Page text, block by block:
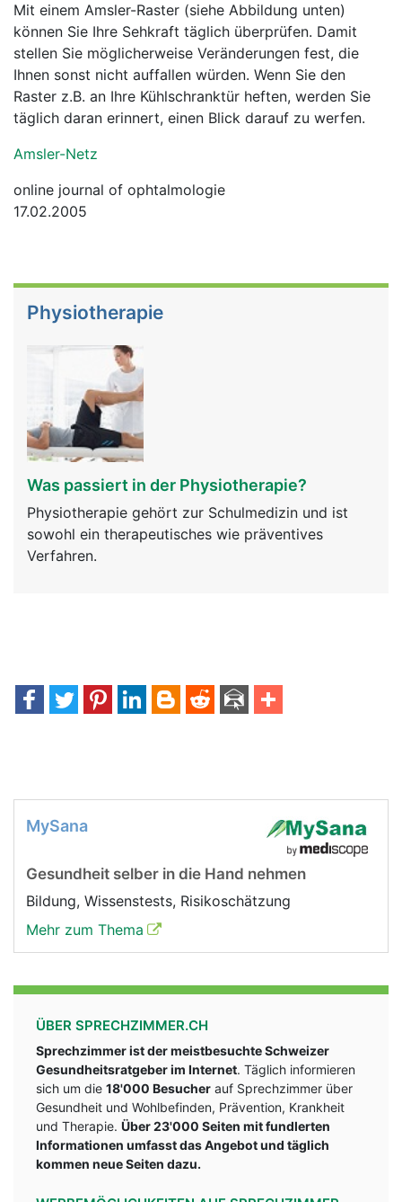
Mit einem Amsler-Raster (siehe Abbildung unten)
können Sie Ihre Sehkraft täglich überprüfen. Damit
stellen Sie möglicherweise Veränderungen fest, die
Ihnen sonst nicht auffallen würden. Wenn Sie den
Raster z.B. an Ihre Kühlschranktür heften, werden Sie
täglich daran erinnert, einen Blick darauf zu werfen.
Amsler-Netz
online journal of ophtalmologie
17.02.2005
Physiotherapie
Was passiert in der Physiotherapie?
Physiotherapie gehört zur Schulmedizin und ist
sowohl ein therapeutisches wie präventives
Verfahren.
MySana
Gesundheit selber in die Hand nehmen
Bildung, Wissenstests, Risikoschätzung
Mehr zum Thema
ÜBER SPRECHZIMMER.CH
Sprechzimmer ist der meistbesuchte Schweizer
Gesundheitsratgeber im Internet. Täglich informieren
sich um die 18'000 Besucher auf Sprechzimmer über
Gesundheit und Wohlbefinden, Prävention, Krankheit
und Therapie. Über 23'000 Seiten mit fundlerten
Informationen umfasst das Angebot und täglich
kommen neue Seiten dazu.